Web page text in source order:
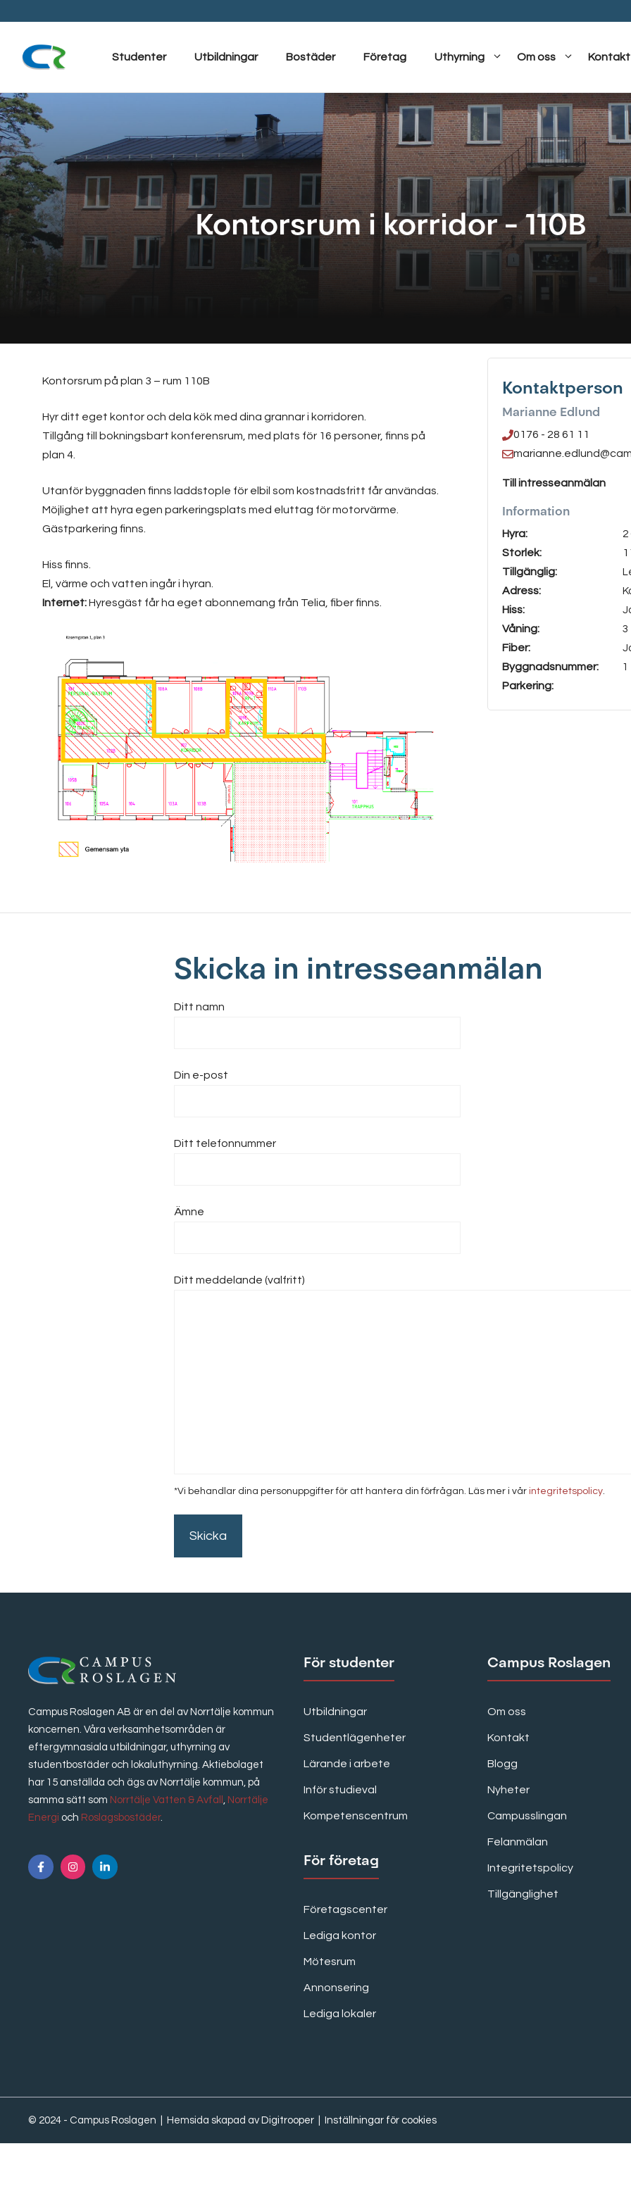
innehåll
Studenter
Utbildningar Bostäder Företag Uthyrning Om oss Kontakt
Kontorsrum i korridor – 110B
Kontorsrum på plan 3 – rum 110B
Hyr ditt eget kontor och dela kök med dina grannar i korridoren.
Tillgång till bokningsbart konferensrum, med plats för 16 personer, finns på
plan 4.
Utanför byggnaden finns laddstople för elbil som kostnadsfritt får användas.
Möjlighet att hyra egen parkeringsplats med eluttag för motorvärme.
Gästparkering finns.
Hiss finns.
El, värme och vatten ingår i hyran.
Internet:Hyresgäst får ha eget abonnemang från Telia, fiber finns.
Kontaktperson
Marianne Edlund
0176 - 28 61 11
Till intresseanmälan
Information
Hyra: 2
Storlek:
Tillgänglig:
Adress:
Hiss:
Våning: 3
Fiber:
Byggnadsnummer: 1
Parkering:
Skicka in intresseanmälan
Ditt namn
Din e-post
Ditt telefonnummer
Ämne
Ditt meddelande (valfritt)
*Vi behandlar dina personuppgifter för att hantera din förfrågan. Läs mer i vår integritetspolicy.
Campus Roslagen AB är en del av Norrtälje kommun
koncernen. Våra verksamhetsområden är
eftergymnasiala utbildningar, uthyrning av
studentbostäder och lokaluthyrning. Aktiebolaget
har 15 anställda och ägs av Norrtälje kommun, på
samma sätt som Norrtälje Vatten & Avfall
Norrtälje
Energi och Roslagsbostäder.
För studenter
Utbildningar
Studentlägenheter
Lärande i arbete
Inför studieval
Kompetenscentrum
För företag
Företagscenter
Lediga kontor
Mötesrum
Annonsering
Lediga lokaler
Campus Roslagen
Om oss
Kontakt
Blogg
Nyheter
Campusslingan
Felanmälan
Integritetspolicy
Tillgänglighet
© 2024 - Campus Roslagen | Hemsida skapad av Digitrooper Inställningar för cookies